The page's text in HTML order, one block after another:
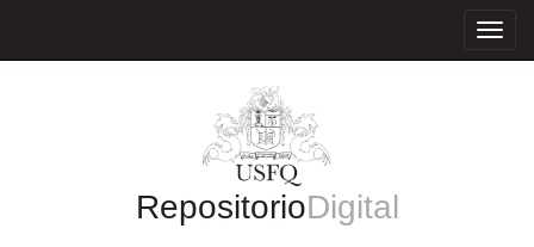
RepositorioDigital